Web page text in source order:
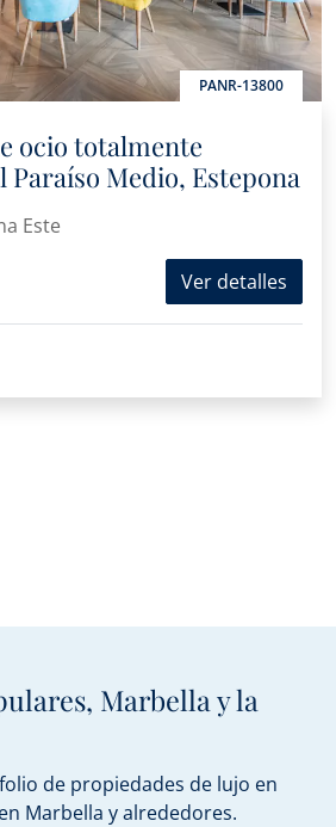
PANR-13800
ocio totalmente
Paraíso Medio, Estepona
Este
Ver detalles
Marbella y la
de propiedades de lujo en
Marbella y alrededores.